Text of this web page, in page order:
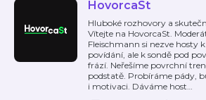
HovorcaSt
Hluboké rozhovory a
Vítejte na HovorcaSt.
Fleischmann si nezve hosty
povídání, ale k sondě pod
frází. Neřešíme povrchní
podstatě. Probíráme pády,
i motivaci. Dáváme host…